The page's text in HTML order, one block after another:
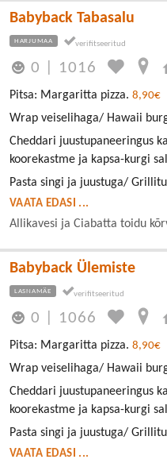
Babyback Tabasalu
HARJUMAA
0 1016
Pitsa: Margaritta pizza. 8,90€
Wrap veiselihaga/ Hawaii
Cheddari juustupaneeringus
koorekastme ja kapsa-kurgi
Pasta singi ja juustuga/
VAATA EDASI ...
Allikavesi ja Ciabatta toidu
Babyback Ülemiste
LASNAMÄE
0 1066
Pitsa: Margaritta pizza. 8,90€
Wrap veiselihaga/ Hawaii
Cheddari juustupaneeringus
koorekastme ja kapsa-kurgi
Pasta singi ja juustuga/
VAATA EDASI ...